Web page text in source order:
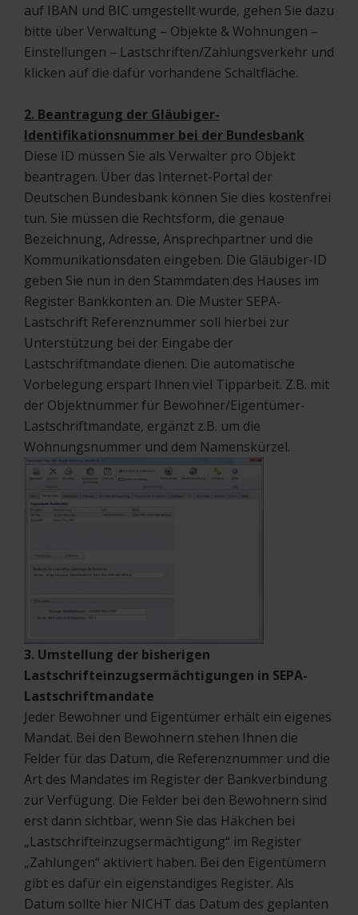
auf IBAN und BIC umgestellt wurde, gehen Sie dazu
bitte über Verwaltung – Objekte & Wohnungen –
Einstellungen – Lastschriften/Zahlungsverkehr und
klicken auf die dafür vorhandene Schaltfläche.
2. Beantragung der Gläubiger-
Identifikationsnummer bei der Bundesbank
Diese ID müssen Sie als Verwalter pro Objekt
beantragen. Über das Internet-Portal der
Deutschen Bundesbank können Sie dies kostenfrei
tun. Sie müssen die Rechtsform, die genaue
Bezeichnung, Adresse, Ansprechpartner und die
Kommunikationsdaten eingeben. Die Gläubiger-ID
geben Sie nun in den Stammdaten des Hauses im
Register Bankkonten an. Die Muster SEPA-
Lastschrift Referenznummer soll hierbei zur
Unterstützung bei der Eingabe der
Lastschriftmandate dienen. Die automatische
Vorbelegung erspart Ihnen viel Tipparbeit. Z.B. mit
der Objektnummer für Bewohner/Eigentümer-
Lastschriftmandate, ergänzt z.B. um die
Wohnungsnummer und dem Namenskürzel.
3. Umstellung der bisherigen
Lastschrifteinzugsermächtigungen in SEPA-
Lastschriftmandate
Jeder Bewohner und Eigentümer erhält ein eigenes
Mandat. Bei den Bewohnern stehen Ihnen die
Felder für das Datum, die Referenznummer und die
Art des Mandates im Register der Bankverbindung
zur Verfügung. Die Felder bei den Bewohnern sind
erst dann sichtbar, wenn Sie das Häkchen bei
„Lastschrifteinzugsermächtigung“ im Register
„Zahlungen“ aktiviert haben. Bei den Eigentümern
gibt es dafür ein eigenständiges Register. Als
Datum sollte hier NICHT das Datum des geplanten